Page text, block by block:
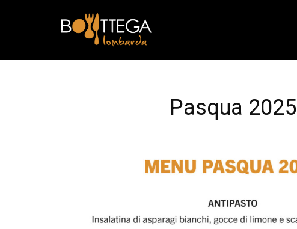
Pasqua 2025